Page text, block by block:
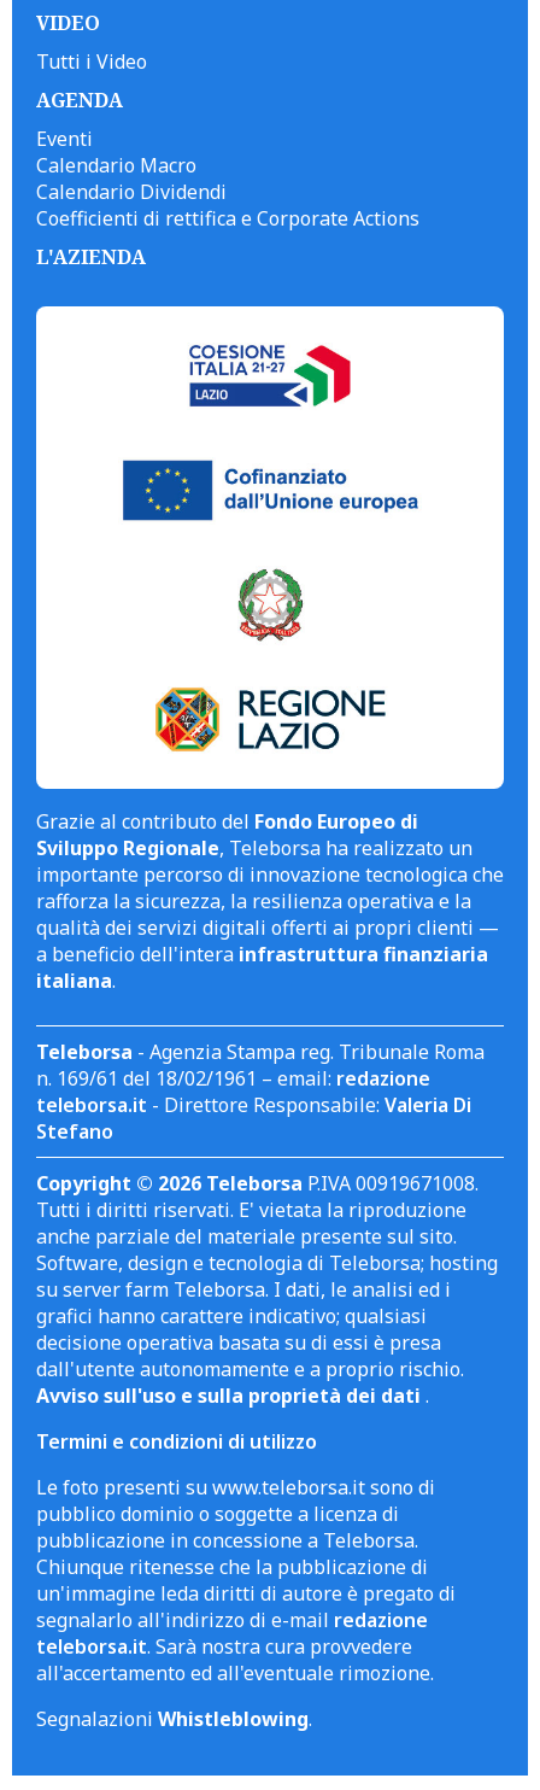
VIDEO
Tutti i Video
AGENDA
Eventi
Calendario Macro
Calendario Dividendi
Coefficienti di rettifica e Corporate Actions
L'AZIENDA
Grazie al contributo del Fondo Europeo di
Sviluppo Regionale, Teleborsa ha realizzato un
importante percorso di innovazione tecnologica che
rafforza la sicurezza, la resilienza operativa e la
qualità dei servizi digitali offerti ai propri clienti —
a beneficio dell'intera infrastruttura finanziaria
italiana.
Teleborsa - Agenzia Stampa reg. Tribunale Roma
n. 169/61 del 18/02/1961 – email: redazione
teleborsa.it - Direttore Responsabile: Valeria Di
Stefano
Copyright © 2026 Teleborsa P.IVA 00919671008.
Tutti i diritti riservati. E' vietata la riproduzione
anche parziale del materiale presente sul sito.
Software, design e tecnologia di Teleborsa; hosting
su server farm Teleborsa. I dati, le analisi ed i
grafici hanno carattere indicativo; qualsiasi
decisione operativa basata su di essi è presa
dall'utente autonomamente e a proprio rischio.
Avviso sull'uso e sulla proprietà dei dati .
Termini e condizioni di utilizzo
Le foto presenti su www.teleborsa.it sono di
pubblico dominio o soggette a licenza di
pubblicazione in concessione a Teleborsa.
Chiunque ritenesse che la pubblicazione di
un'immagine leda diritti di autore è pregato di
segnalarlo all'indirizzo di e-mail redazione
teleborsa.it. Sarà nostra cura provvedere
all'accertamento ed all'eventuale rimozione.
Segnalazioni Whistleblowing.